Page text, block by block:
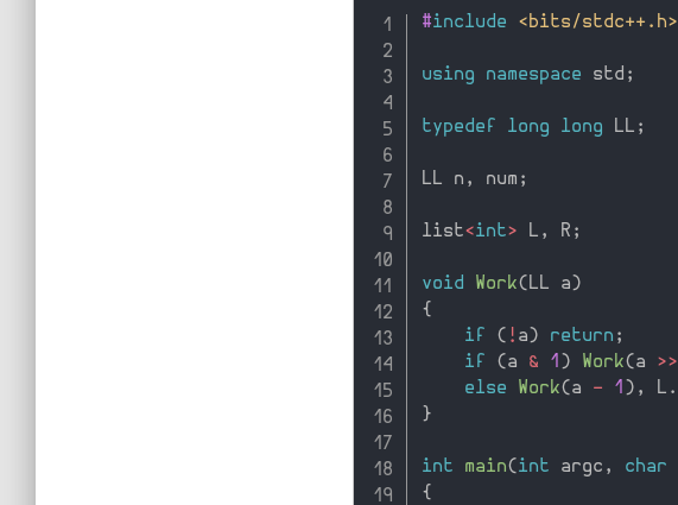
#include <bits/stdc++.h>
using namespace std ;
typedef long long LL ;
LL n , num ;
list<int> L , R ;
void Work( LL a )
{
if
( ! a ) return ;
if
( a & 1 ) Work( a >>
else
Work( a - 1 ) , L .
}
int main( int argc , char
{